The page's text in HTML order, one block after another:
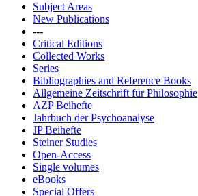
Subject Areas
New Publications
---
Critical Editions
Collected Works
Series
Bibliographies and Reference Books
Allgemeine Zeitschrift für Philosophie
AZP Beihefte
Jahrbuch der Psychoanalyse
JP Beihefte
Steiner Studies
Open-Access
Single volumes
eBooks
Special Offers